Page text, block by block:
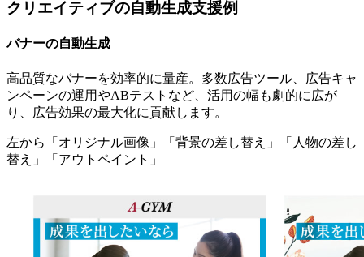
クリエイティブの自動生成支援例
バナーの自動生成
高品質なバナーを効率的に量産。多数広告ツール、広告キャ
ンペーンの運用やABテストなど、活用の幅も劇的に広が
り、広告効果の最大化に貢献します。
左から「オリジナル画像」「背景の差し替え」「人物の差し
替え」「アウトペイント」